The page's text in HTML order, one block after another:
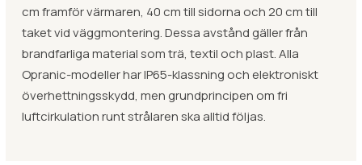
cm framför värmaren, 40 cm till sidorna och 20 cm till
taket vid väggmontering. Dessa avstånd gäller från
brandfarliga material som trä, textil och plast. Alla
Opranic-modeller har IP65-klassning och elektroniskt
överhettningsskydd, men grundprincipen om fri
luftcirkulation runt strålaren ska alltid följas.